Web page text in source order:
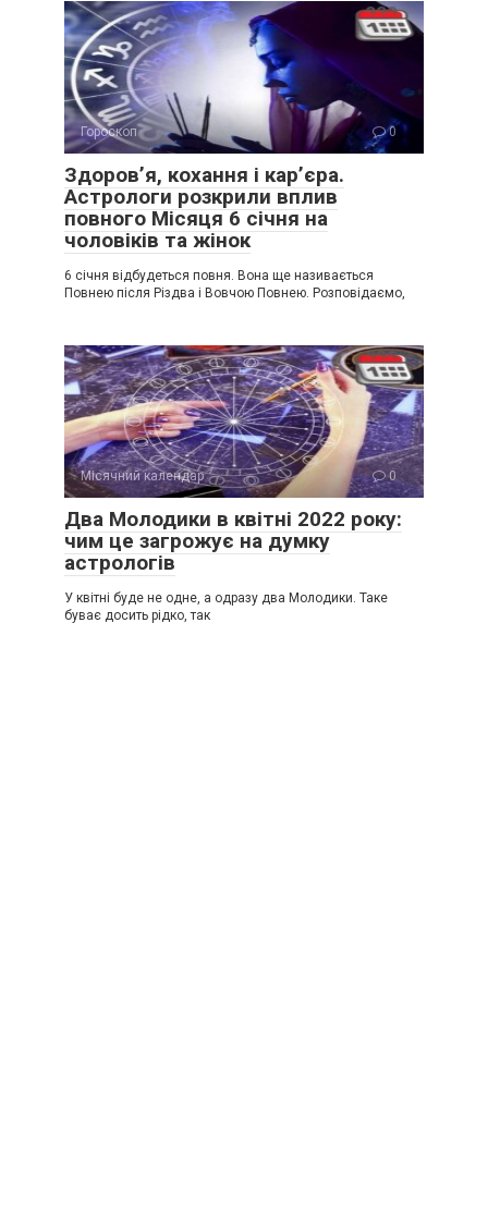
Гороскоп 0
Здоров’я, кохання і кар’єра.
Астрологи розкрили вплив
повного Місяця 6 січня на
чоловіків та жінок
6 січня відбудеться повня. Вона ще називається
Повнею після Різдва і Вовчою Повнею. Розповідаємо,
Місячний календар 0
Два Молодики в квітні 2022 року:
чим це загрожує на думку
астрологів
У квітні буде не одне, а одразу два Молодики. Таке
буває досить рідко, так